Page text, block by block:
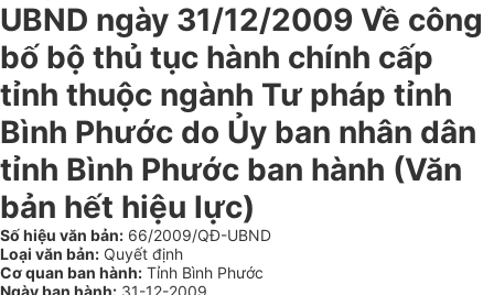
UBND ngày 31/12/2009 Về công
bố bộ thủ tục hành chính cấp
tỉnh thuộc ngành Tư pháp tỉnh
Bình Phước do Ủy ban nhân dân
tỉnh Bình Phước ban hành (Văn
bản hết hiệu lực)
Số hiệu văn bản: 66/2009/QĐ-UBND
Loại văn bản: Quyết định
Cơ quan ban hành: Tỉnh Bình Phước
Ngày ban hành: 31-12-2009